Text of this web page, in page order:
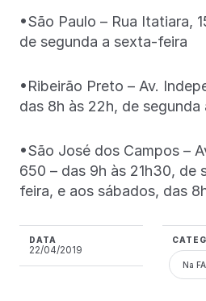
•São Paulo – Rua Itatiara,
de segunda a sexta-feira
•Ribeirão Preto – Av.
das 8h às 22h, de
•São José dos Campos –
650 – das 9h às 21h30, de
feira, e aos sábados, das
DATA
22/04/2019
Na